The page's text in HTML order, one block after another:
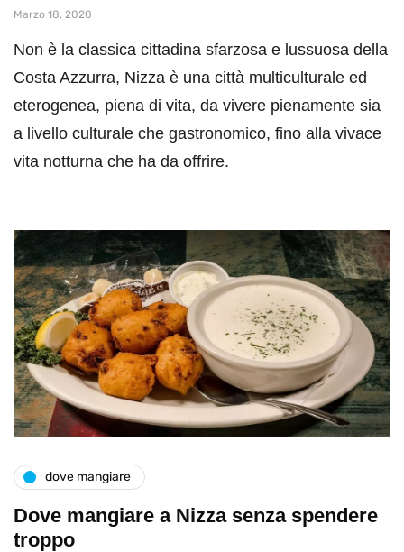
Marzo 18, 2020
Non è la classica cittadina sfarzosa e lussuosa della
Costa Azzurra, Nizza è una città multiculturale ed
eterogenea, piena di vita, da vivere pienamente sia
a livello culturale che gastronomico, fino alla vivace
vita notturna che ha da offrire.
dove mangiare
Dove mangiare a Nizza senza spendere
troppo